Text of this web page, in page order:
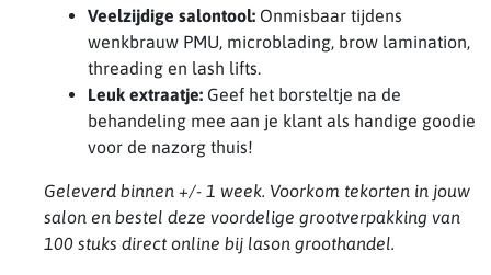
Veelzijdige salontool: Onmisbaar tijdens
wenkbrauw PMU, microblading, brow lamination,
threading en lash lifts.
Leuk extraatje: Geef het borsteltje na de
behandeling mee aan je klant als handige goodie
voor de nazorg thuis!
Geleverd binnen +/- 1 week. Voorkom tekorten in jouw
salon en bestel deze voordelige grootverpakking van
100 stuks direct online bij lason groothandel.